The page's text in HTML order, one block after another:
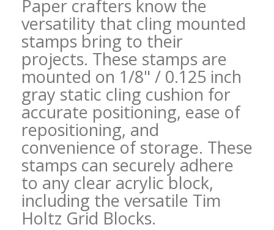
Paper crafters know the
versatility that cling mounted
stamps bring to their
projects. These stamps are
mounted on 1/8" / 0.125 inch
gray static cling cushion for
accurate positioning, ease of
repositioning, and
convenience of storage. These
stamps can securely adhere
to any clear acrylic block,
including the versatile Tim
Holtz Grid Blocks.